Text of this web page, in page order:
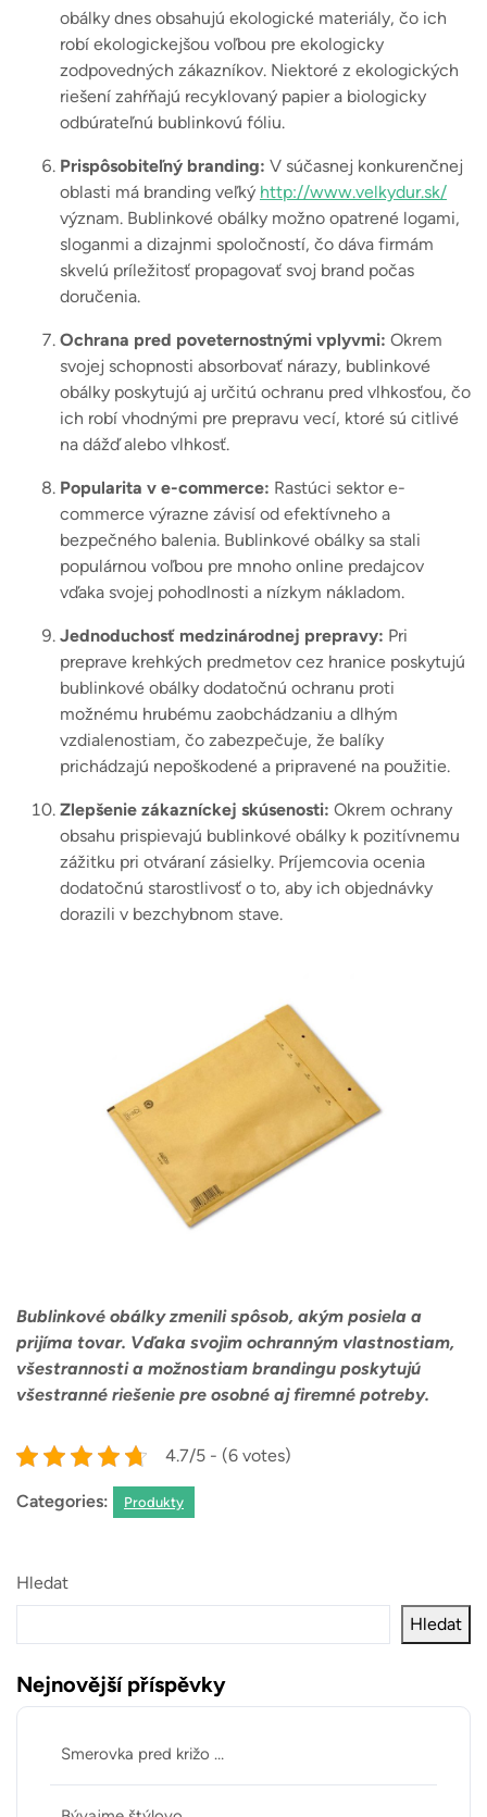
obálky dnes obsahujú ekologické materiály, čo ich
robí ekologickejšou voľbou pre ekologicky
zodpovedných zákazníkov. Niektoré z ekologických
riešení zahŕňajú recyklovaný papier a biologicky
odbúrateľnú bublinkovú fóliu.
Prispôsobiteľný branding: V súčasnej konkurenčnej
oblasti má branding veľký http://www.velkydur.sk/
význam. Bublinkové obálky možno opatrené logami,
sloganmi a dizajnmi spoločností, čo dáva firmám
skvelú príležitosť propagovať svoj brand počas
doručenia.
Ochrana pred poveternostnými vplyvmi: Okrem
svojej schopnosti absorbovať nárazy, bublinkové
obálky poskytujú aj určitú ochranu pred vlhkosťou, čo
ich robí vhodnými pre prepravu vecí, ktoré sú citlivé
na dážď alebo vlhkosť.
Popularita v e-commerce: Rastúci sektor e-
commerce výrazne závisí od efektívneho a
bezpečného balenia. Bublinkové obálky sa stali
populárnou voľbou pre mnoho online predajcov
vďaka svojej pohodlnosti a nízkym nákladom.
Jednoduchosť medzinárodnej prepravy: Pri
preprave krehkých predmetov cez hranice poskytujú
bublinkové obálky dodatočnú ochranu proti
možnému hrubému zaobchádzaniu a dlhým
vzdialenostiam, čo zabezpečuje, že balíky
prichádzajú nepoškodené a pripravené na použitie.
Zlepšenie zákazníckej skúsenosti: Okrem ochrany
obsahu prispievajú bublinkové obálky k pozitívnemu
zážitku pri otváraní zásielky. Príjemcovia ocenia
dodatočnú starostlivosť o to, aby ich objednávky
dorazili v bezchybnom stave.
Bublinkové obálky zmenili spôsob, akým posiela a
prijíma tovar. Vďaka svojim ochranným vlastnostiam,
všestrannosti a možnostiam brandingu poskytujú
všestranné riešenie pre osobné aj firemné potreby.
4.7/5 - (6 votes)
Categories: Produkty
Hledat
Hledat
Nejnovější příspěvky
Smerovka pred križo …